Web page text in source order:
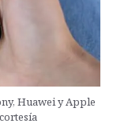
Huawei y Apple